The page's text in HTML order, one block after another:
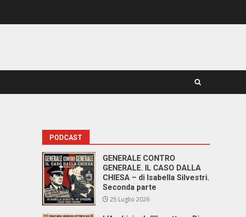
PODCAST
GENERALE CONTRO
GENERALE. IL CASO DALLA
CHIESA – di Isabella Silvestri.
Seconda parte
25 Luglio 2026